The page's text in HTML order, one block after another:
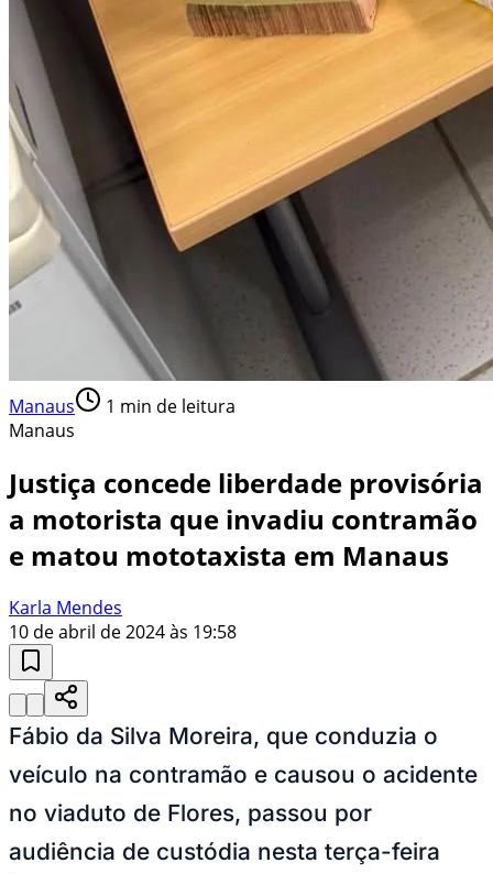
Manaus 1 min de leitura
Manaus
Justiça concede liberdade provisória
a motorista que invadiu contramão
e matou mototaxista em Manaus
Karla Mendes
10 de abril de 2024 às 19:58
Fábio da Silva Moreira, que conduzia o
veículo na contramão e causou o acidente
no viaduto de Flores, passou por
audiência de custódia nesta terça-feira